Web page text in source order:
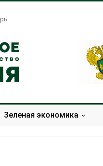
Зеленая экономика